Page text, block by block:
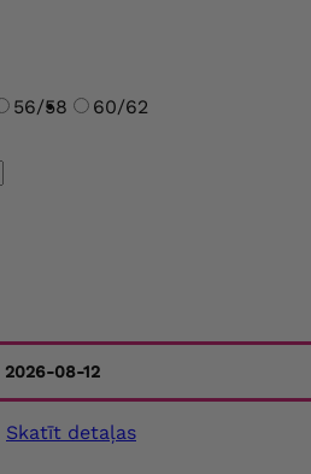
56/58
60/62
2026-08-12
Skatīt detaļas